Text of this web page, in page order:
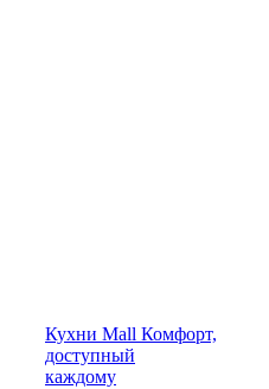
Кухни Mall Комфорт,
доступный
каждому